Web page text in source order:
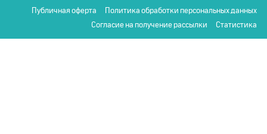
Публичная оферта
Политика обработки персональных данных
Согласие на получение рассылки
Статистика